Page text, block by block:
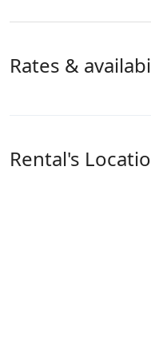
Rates &
Rental's